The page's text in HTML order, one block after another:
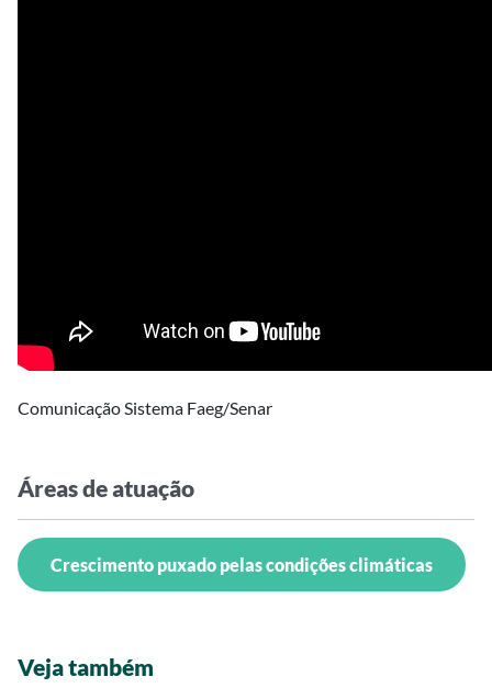
Comunicação Sistema Faeg/Senar
Áreas de atuação
Crescimento puxado pelas condições climáticas
Veja também